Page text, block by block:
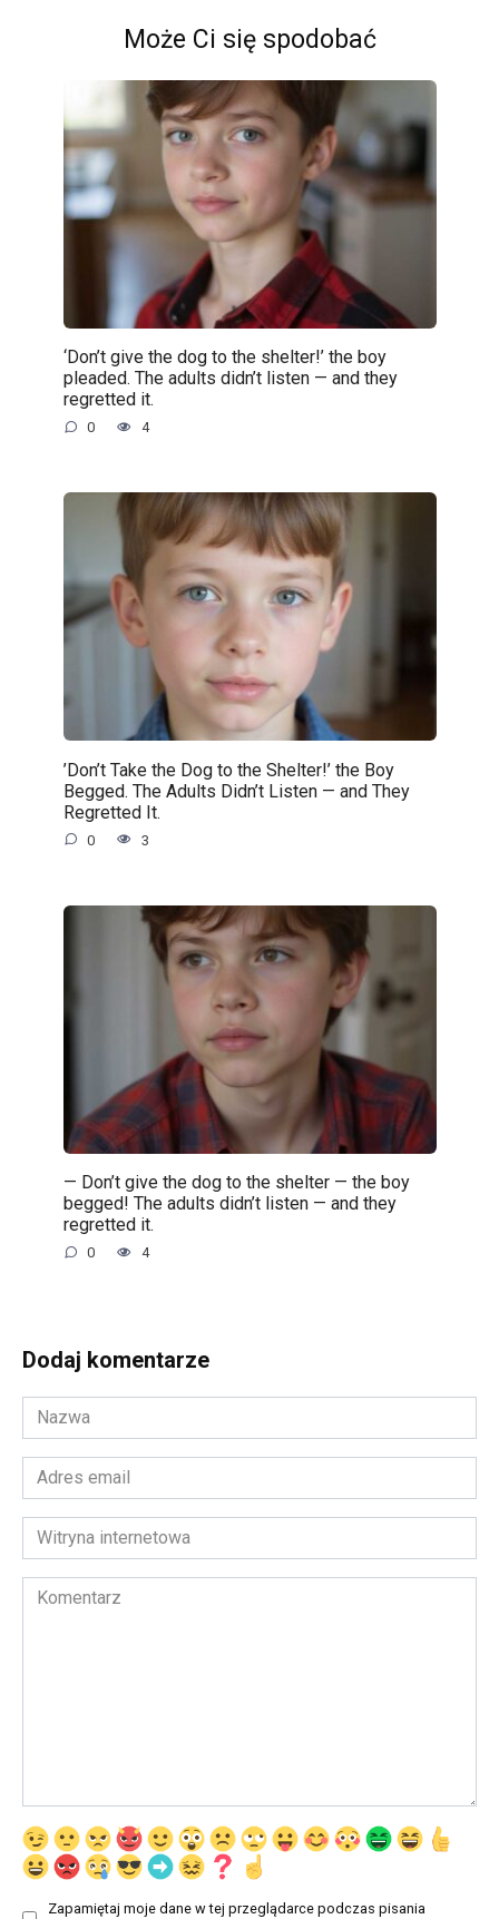
Może Ci się spodobać
‘Don’t give the dog to the shelter!’ the boy
pleaded. The adults didn’t listen — and they
regretted it.
0 4
’Don’t Take the Dog to the Shelter!’ the Boy
Begged. The Adults Didn’t Listen — and They
Regretted It.
0 3
— Don’t give the dog to the shelter — the boy
begged! The adults didn’t listen — and they
regretted it.
0 4
Dodaj komentarze
Nazwa
*
Adres
email
*Witryna
internetowa
Komentarz
Zapamiętaj moje dane w tej przeglądarce podczas pisania